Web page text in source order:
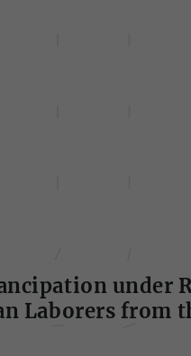
under
Laborers from